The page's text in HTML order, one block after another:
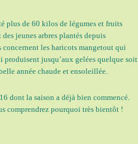
plus de 60 kilos de légumes et fruits
jeunes arbres plantés depuis
concernent les haricots mangetout qui
jusqu’aux gelées quelque soit
année chaude et ensoleillée.
dont la saison a déjà bien commencé.
comprendrez pourquoi très bientôt !